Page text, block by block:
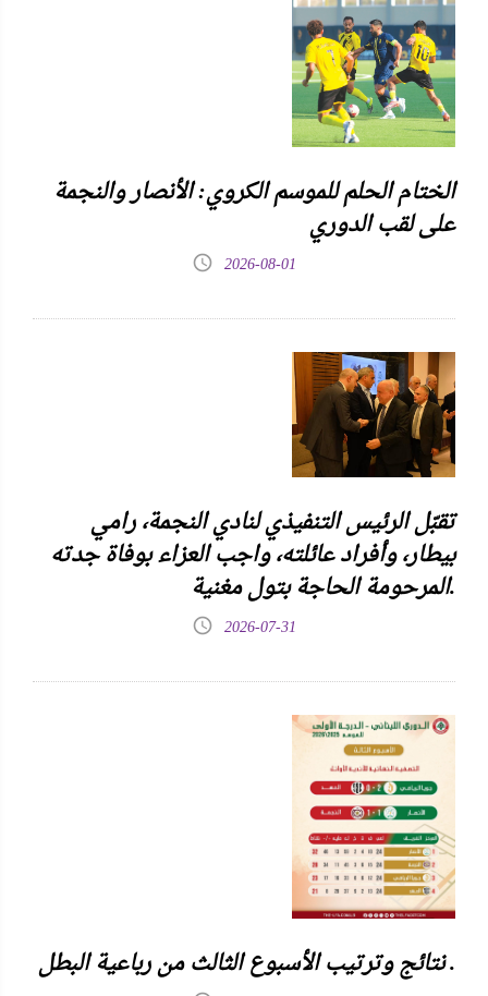
الختام الحلم للموسم الكروي: الأنصار والنجمة
على لقب الدوري
2026-08-01
تقبّل الرئيس التنفيذي لنادي النجمة، رامي
بيطار، وأفراد عائلته، واجب العزاء بوفاة جدته
المرحومة الحاجة بتول مغنية.
2026-07-31
نتائج وترتيب الأسبوع الثالث من رباعية البطل .